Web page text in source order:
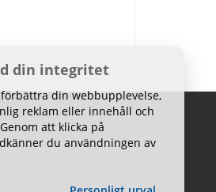
din integritet
din webbupplevelse,
reklam eller innehåll och
att klicka på
du användningen av